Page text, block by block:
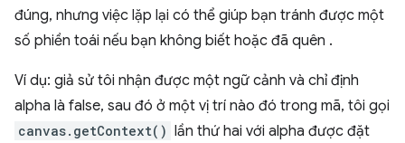
đúng, nhưng việc lặp lại có thể giúp bạn tránh được một
số phiền toái nếu bạn không biết hoặc đã quên .
Ví dụ: giả sử tôi nhận được một ngữ cảnh và chỉ định
alpha là false, sau đó ở một vị trí nào đó trong mã, tôi gọi
canvas.getContext() lần thứ hai với alpha được đặt